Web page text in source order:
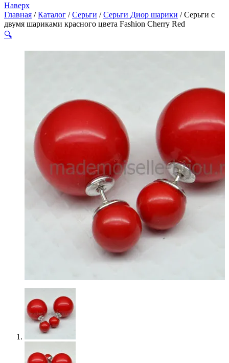
Наверх
Главная /Каталог /Серьги /Серьги Диор шарики / Серьги с
двумя шариками красного цвета Fashion Cherry Red
🔍